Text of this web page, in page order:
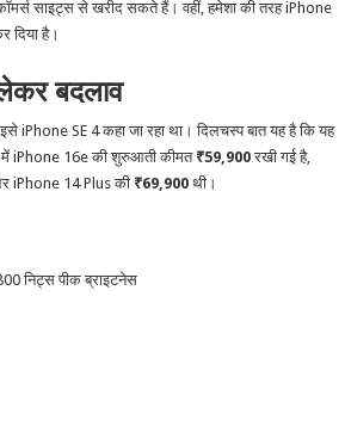
साइट्स से खरीद सकते हैं। वहीं, हमेशा की तरह iPhone
दिया है।
बदलाव
SE 4 कहा जा रहा था। दिलचस्प बात यह है कि यह
में iPhone 16e की शुरुआती कीमत₹59,900रखी गई है,
iPhone 14 Plus की ₹69,900 थी।
निट्स पीक ब्राइटनेस